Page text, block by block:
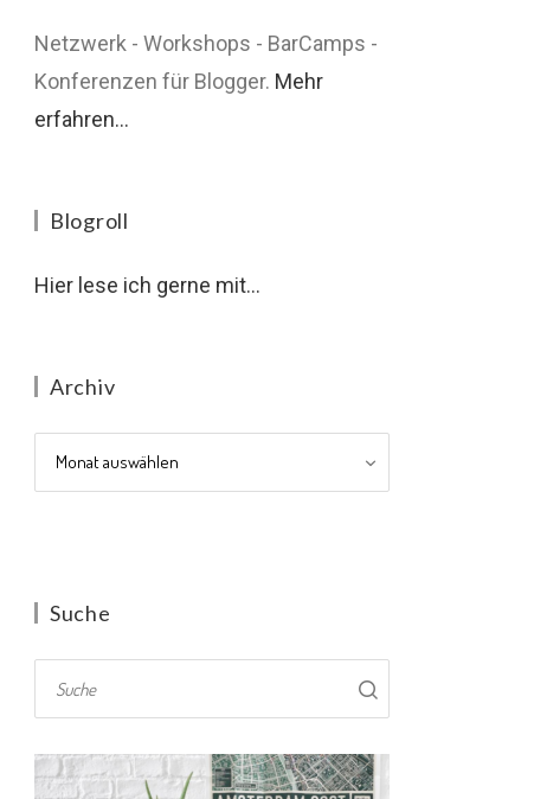
Netzwerk - Workshops - BarCamps -
Konferenzen für Blogger. Mehr
erfahren...
Blogroll
Hier lese ich gerne mit...
Archiv
Archiv
Suche